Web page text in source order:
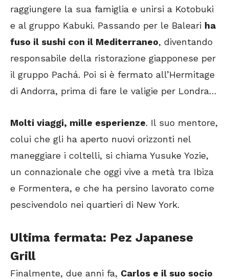
raggiungere la sua famiglia e unirsi a Kotobuki
e al gruppo Kabuki. Passando per le Baleari ha
fuso il sushi con il Mediterraneo, diventando
responsabile della ristorazione giapponese per
il gruppo Pachá. Poi si è fermato all’Hermitage
di Andorra, prima di fare le valigie per Londra…
Molti viaggi, mille esperienze. Il suo mentore,
colui che gli ha aperto nuovi orizzonti nel
maneggiare i coltelli, si chiama Yusuke Yozie,
un connazionale che oggi vive a metà tra Ibiza
e Formentera, e che ha persino lavorato come
pescivendolo nei quartieri di New York.
Ultima fermata: Pez Japanese
Grill
Finalmente, due anni fa, Carlos e il suo socio